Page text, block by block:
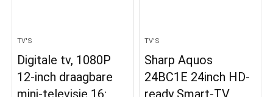
TV'S
Digitale tv, 1080P
12-inch draagbare
TV'S
Sharp Aquos
24BC1E 24inch HD-